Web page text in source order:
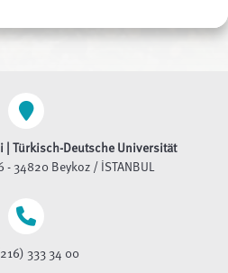
| Türkisch-Deutsche Universität
- 34820 Beykoz / İSTANBUL
333 34 00